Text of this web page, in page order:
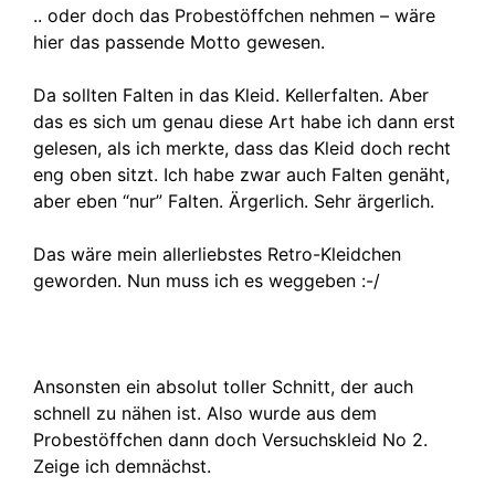
.. oder doch das Probestöffchen nehmen – wäre
hier das passende Motto gewesen.
Da sollten Falten in das Kleid. Kellerfalten. Aber
das es sich um genau diese Art habe ich dann erst
gelesen, als ich merkte, dass das Kleid doch recht
eng oben sitzt. Ich habe zwar auch Falten genäht,
aber eben “nur” Falten. Ärgerlich. Sehr ärgerlich.
Das wäre mein allerliebstes Retro-Kleidchen
geworden. Nun muss ich es weggeben :-/
Ansonsten ein absolut toller Schnitt, der auch
schnell zu nähen ist. Also wurde aus dem
Probestöffchen dann doch Versuchskleid No 2.
Zeige ich demnächst.